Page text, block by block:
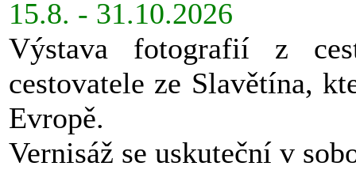
15.8. - 31.10.2026
Výstava fotografií z
cestovatele ze Slavětína,
Evropě.
Vernisáž se uskuteční v